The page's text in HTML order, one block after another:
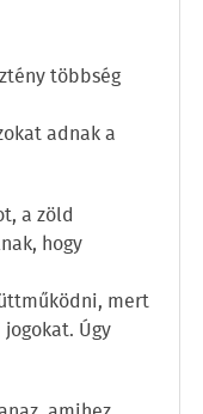
többség
adnak a
a zöld
hogy
mert
Úgy